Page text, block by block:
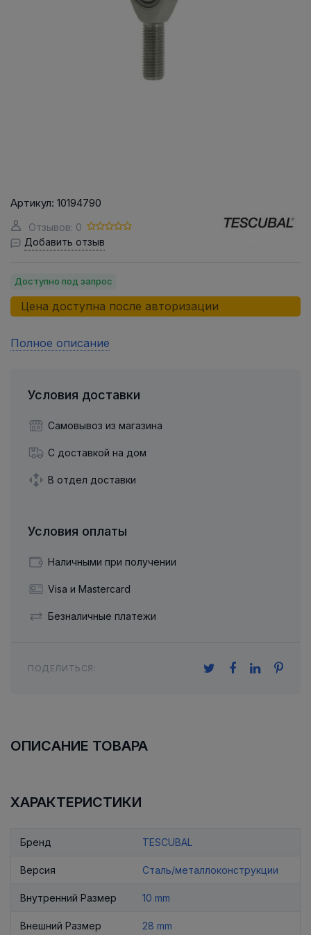
Артикул: 10194790
Отзывов: 0
Добавить отзыв
Доступно под запрос
Цена доступна после авторизации
Полное описание
Условия доставки
Самовывоз из магазина
С доставкой на дом
В отдел доставки
Условия оплаты
Наличными при получении
Visa и Mastercard
Безналичные платежи
ПОДЕЛИТЬСЯ:
ОПИСАНИЕ ТОВАРА
ХАРАКТЕРИСТИКИ
Бренд TESCUBAL
Версия Сталь/металлоконструкции
Внутренний Размер 10 mm
Внешний Размер 28 mm